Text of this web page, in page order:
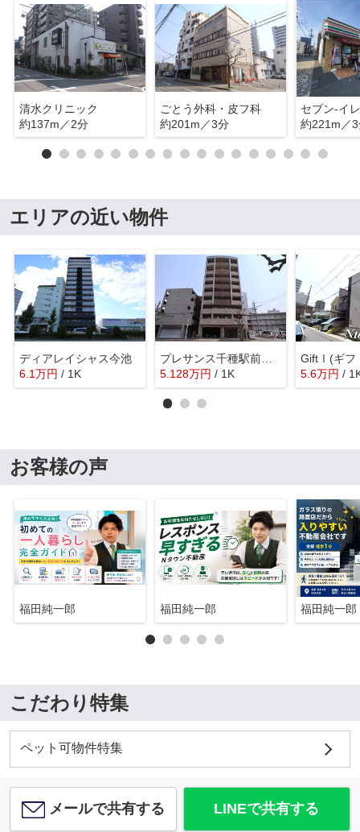
清水クリニック
約137m／2分
ごとう外科・皮フ科
約201m／3分
約221m／
エリアの近い物件
ディアレイシャス今池
6.1万円 / 1K
プレサンス千種駅前ネオステージ
5.128万円 / 1K 5.6万円 /
お客様の声
福田純一郎 福田純一郎 福田純一郎
こだわり特集
ペット可物件特集
メールで共有する LINEで共有する